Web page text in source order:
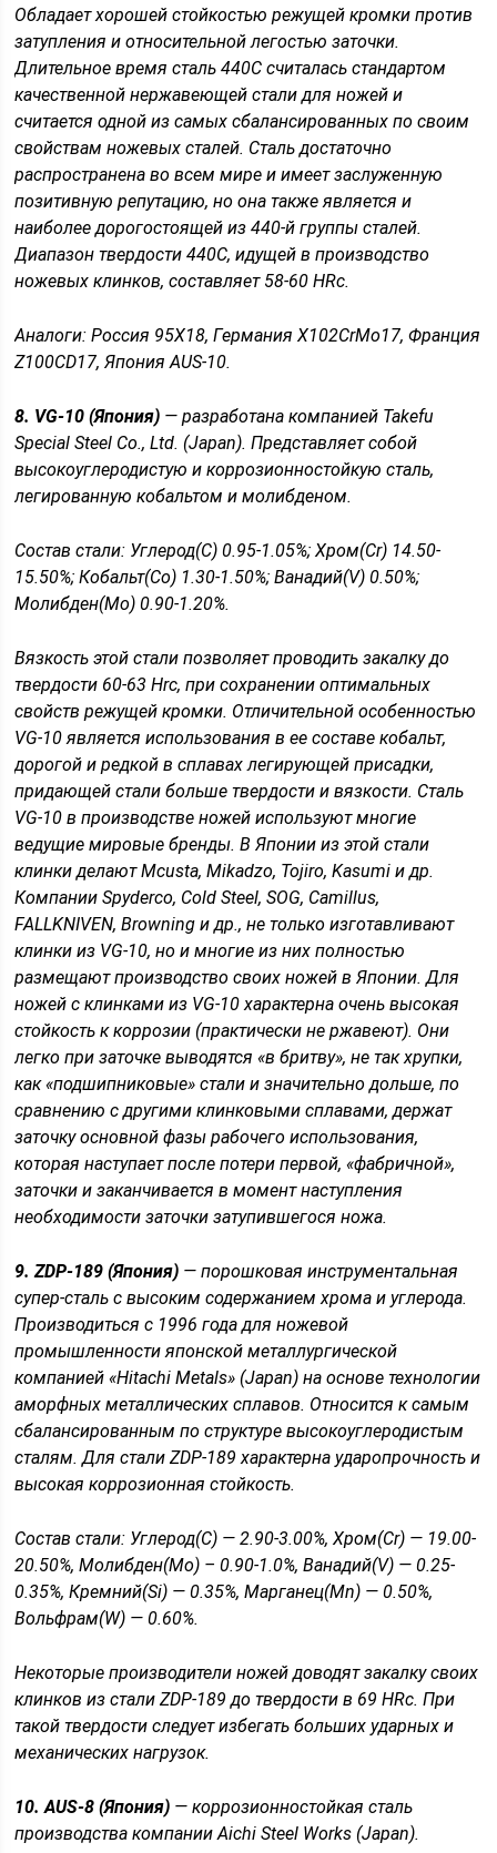
Обладает хорошей стойкостью режущей кромки против
затупления и относительной легостью заточки.
Длительное время сталь 440С считалась стандартом
качественной нержавеющей стали для ножей и
считается одной из самых сбалансированных по своим
свойствам ножевых сталей. Сталь достаточно
распространена во всем мире и имеет заслуженную
позитивную репутацию, но она также является и
наиболее дорогостоящей из 440-й группы сталей.
Диапазон твердости 440С, идущей в производство
ножевых клинков, составляет 58-60 HRc.
Аналоги: Россия 95Х18, Германия X102CrMo17, Франция
Z100CD17, Япония AUS-10.
8. VG-10 (Япония) — разработана компанией Takefu
Special Steel Co., Ltd. (Japan). Представляет собой
высокоуглеродистую и коррозионностойкую сталь,
легированную кобальтом и молибденом.
Состав стали: Углерод(C) 0.95-1.05%; Хром(Cr) 14.50-
15.50%; Кобальт(Co) 1.30-1.50%; Ванадий(V) 0.50%;
Молибден(Mo) 0.90-1.20%.
Вязкость этой стали позволяет проводить закалку до
твердости 60-63 Hrс, при сохранении оптимальных
свойств режущей кромки. Отличительной особенностью
VG-10 является использования в ее составе кобальт,
дорогой и редкой в сплавах легирующей присадки,
придающей стали больше твердости и вязкости. Сталь
VG-10 в производстве ножей используют многие
ведущие мировые бренды. В Японии из этой стали
клинки делают Mcusta, Mikadzo, Tojiro, Kasumi и др.
КомпанииSpyderco, Cold Steel,SOG, Camillus,
FALLKNIVEN,Browning и др., не только изготавливают
клинки из VG-10, но и многие из них полностью
размещают производство своих ножей в Японии. Для
ножей с клинками из VG-10 характерна очень высокая
стойкость к коррозии (практически не ржавеют). Они
легко при заточке выводятся «в бритву», не так хрупки,
как «подшипниковые» стали и значительно дольше, по
сравнению с другими клинковыми сплавами, держат
заточку основной фазы рабочего использования,
которая наступает после потери первой, «фабричной»,
заточки и заканчивается в момент наступления
необходимости заточки затупившегося ножа.
9. ZDP-189 (Япония) — порошковая инструментальная
супер-сталь с высоким содержанием хрома и углерода.
Производиться с 1996 года для ножевой
промышленности японской металлургической
компанией «Hitachi Metals» (Japan) на основе технологии
аморфных металлических сплавов. Относится к самым
сбалансированным по структуре высокоуглеродистым
сталям. Для стали ZDP-189 характерна ударопрочность и
высокая коррозионная стойкость.
Состав стали: Углерод(C) — 2.90-3.00%, Хром(Cr) — 19.00-
20.50%, Молибден(Мо) – 0.90-1.0%, Ванадий(V) — 0.25-
0.35%, Кремний(Si) — 0.35%, Марганец(Mn) — 0.50%,
Вольфрам(W) — 0.60%.
Некоторые производители ножей доводят закалку своих
клинков из стали ZDP-189 до твердости в 69 HRc. При
такой твердости следует избегать больших ударных и
механических нагрузок.
10. AUS-8 (Япония) — коррозионностойкая сталь
производства компании Aichi Steel Works (Japan).